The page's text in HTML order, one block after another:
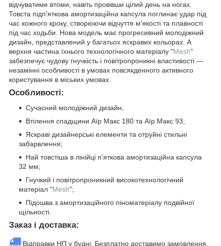
відчуватиме втоми, навіть провівши цілий день на ногах.
Товста підп'яткова амортизаційна капсула поглинає удар під
час кожного кроку, створюючи відчуття м'якості та плавності
під час ходьби. Нова модель має прогресивний молодіжний
дизайн, представлений у багатьох яскравих кольорах. А
верхня частина їхнього технологічного матеріалу "Mesh"
забезпечує чудову гнучкість і повітропроникні властивості —
незамінні особливості в умовах повсякденного активного
користування в міських умовах.
Особливості:
Сучасний молодіжний дизайн;
Втілення спадщини Аїр Макс 180 та Аїр Макс 93;
Яскраві дизайнерські елементи та отруйні стильні
забарвлення;
Най товстіша в лінійці п'яткова амортизаційна капсула
32 мм;
Гнучкий і повітропроникний високотехнологічний
матеріал "Mesh";
Підошва з амортизаційного піноматеріалу подвійної
щільності.
Заказ і доставка:
Відправки НП у будні. Безплатно доставимо замовлення,